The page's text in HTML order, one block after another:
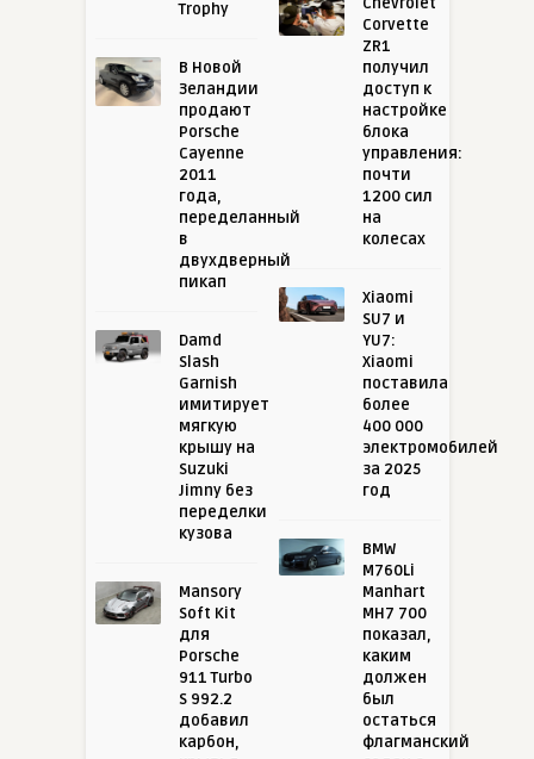
Trophy
В Новой
Зеландии
продают
Porsche
Cayenne
2011
года,
переделанный
в
двухдверный
пикап
Damd
Slash
Garnish
имитирует
мягкую
крышу на
Suzuki
Jimny без
переделки
кузова
Mansory
Soft Kit
для
Porsche
911 Turbo
S 992.2
добавил
карбон,
Corvette
ZR1
получил
доступ к
настройке
блока
управления:
почти
1200 сил
на
колесах
Xiaomi
SU7 и
YU7:
Xiaomi
поставила
более
400 000
электромобилей
за 2025
год
BMW
M760Li
Manhart
MH7 700
показал,
каким
должен
был
остаться
флагманский